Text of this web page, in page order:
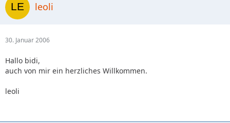
leoli
30. Januar 2006
Hallo bidi,
auch von mir ein herzliches Willkommen.
leoli